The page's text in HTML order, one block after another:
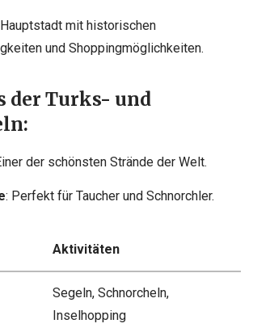
mit historischen
und Shoppingmöglichkeiten.
der Turks- und
der schönsten Strände der Welt.
: Perfekt für Taucher und Schnorchler.
Aktivitäten
Segeln, Schnorcheln,
Inselhopping